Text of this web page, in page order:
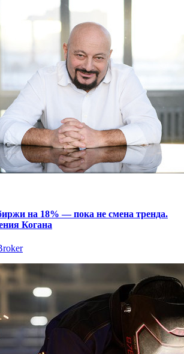
на 18% — пока не смена тренда.
Когана